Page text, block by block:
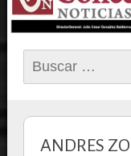
Buscar:
ANDRES